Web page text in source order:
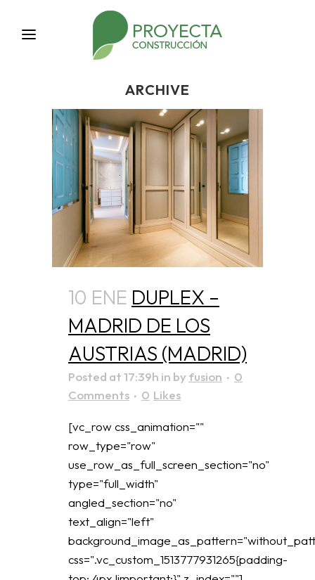
ARCHIVE
10 ENE DUPLEX –
MADRID DE LOS
AUSTRIAS (MADRID)
Posted at 17:39h in byfusion
0
Comments
0 Likes
[vc_row css_animation=""
row_type="row"
use_row_as_full_screen_section="no"
type="full_width"
angled_section="no"
text_align="left"
css=".vc_custom_1513777931265{padding-